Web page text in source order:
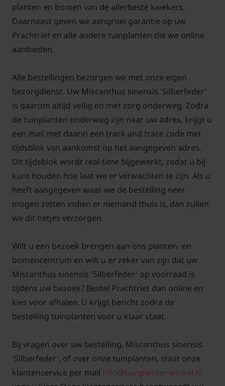
pluimen?
Antwoord: De pluimen van Prachtriet miscanthus
sinensis 'Silberfeder' zijn zilverwit van kleur. De
Miscanthus sinensis 'Flamingo geeft roze pluimen.
Wat is de beste standplaats voor
Miscanthus sinensis 'Silberfeder'
prachtriet?
Antwoord: De Miscanthus sinensis 'Silberfeder',
Prachtriet stelt niet veel eisen aan de grondsoort als
deze maar vochthoudend en humusrijk is. Verder
staat de Prachtriet, Miscanthus sinensis 'Silberfeder'
graag op een standplaats in de zon tot halfschaduw.
Moet Prachtriet miscanthus sinensis
'Silberfeder' gesnoeid worden?
Antwoord: Na de winter, in maart, mag Prachtriet,
Miscanthus sinensis 'Silberfeder' terug worden
gesnoeid op ongeveer 15 cm boven de grond. Voor
af geknipt worden als men deze lelijk of slordig vind
in de tuin. In de herfst verkleuren de bladeren bruin.
De volwassen hoogte wordt 200 cm. De pluimen
planten en bomen van de allerbeste kwekers.
Daarnaast geven we aangroei garantie op uw
Prachtriet en alle andere tuinplanten die we online
aanbieden.
Alle bestellingen bezorgen we met onze eigen
bezorgdienst. Uw Miscanthus sinensis 'Silberfeder'
is daarom altijd veilig en met zorg onderweg. Zodra
de tuinplanten onderweg zijn naar uw adres, krijgt u
een mail met daarin een track and trace code met
tijdsblok van aankomst op het aangegeven adres.
Dit tijdsblok wordt real-time bijgewerkt, zodat u bij
kunt houden hoe laat we er verwachten te zijn. Als u
heeft aangegeven waar we de bestelling neer
mogen zetten indien er niemand thuis is, dan zullen
we dit netjes verzorgen.
Wilt u een bezoek brengen aan ons planten- en
bomencentrum en wilt u er zeker van zijn dat uw
Miscanthus sinensis 'Silberfeder' op voorraad is
tijdens uw bezoek? Bestel Prachtriet dan online en
kies voor afhalen. U krijgt bericht zodra de
bestelling tuinplanten voor u klaar staat.
Bij vragen over uw bestelling, Miscanthus sinensis
'Silberfeder', of over onze tuinplanten, staat onze
klantenservice per mail info@tuinplantenwinkel.nl